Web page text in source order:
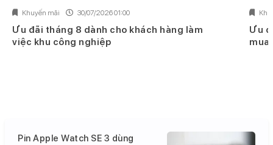
Khuyến mãi 30/07/2026 01:00
Ưu đãi tháng 8 dành cho khách hàng làm
việc khu công nghiệp
Ưu
mua
Pin Apple Watch SE 3 dùng